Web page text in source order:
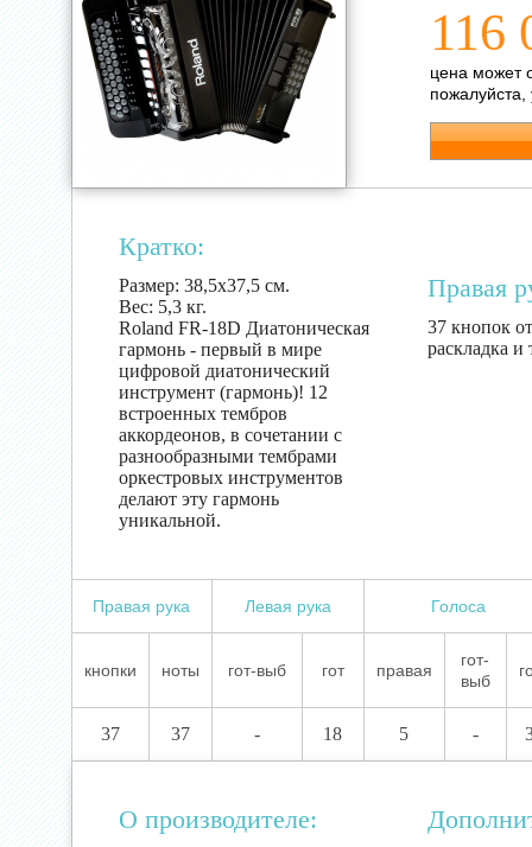
116
цена может
пожалуйста,
Кратко:
Размер: 38,5х37,5 см.
Вес: 5,3 кг.
Roland FR-18D Диатоническая
гармонь - первый в мире
цифровой диатонический
инструмент (гармонь)! 12
встроенных тембров
аккордеонов, в сочетании с
разнообразными тембрами
оркестровых инструментов
делают эту гармонь
уникальной.
Правая
37 кнопок
раскладка и
Правая рука Левая рука Голоса
кнопки ноты гот-выб гот правая
гот-
выб
37 37 - 18 5 -
О производителе: